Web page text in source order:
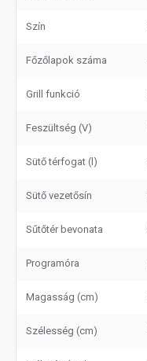
Szín
Főzőlapok száma
Grill funkció
Feszültség (V)
Sütő térfogat (l)
Sütő vezetősín
Sűtőtér bevonata
Programóra
Magasság (cm)
Szélesség (cm)